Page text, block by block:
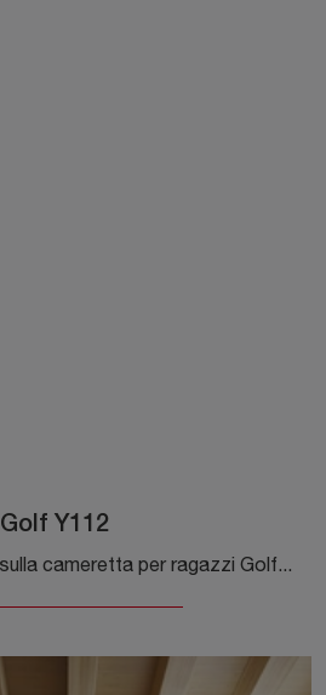
Golf Y112
Clicca e scopri di più sulla cameretta per ragazzi Golf Y112! Le Camerette su misura Colombini Casa ti attendono.